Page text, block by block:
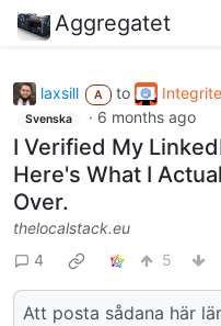
Aggregatet
laxsill A to
Svenska · 6 months ago
I Verified My
Here's What I
Over.
thelocalstack.eu
4
5
Att posta sådana här